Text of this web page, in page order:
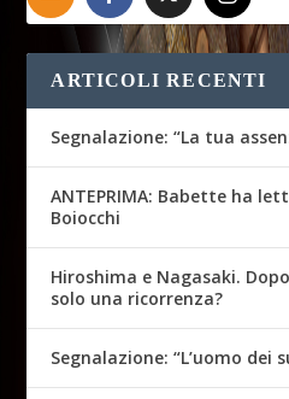
ARTICOLI RECENTI
Segnalazione: “La tua
ANTEPRIMA: Babette ha
Boiocchi
Hiroshima e Nagasaki.
solo una ricorrenza?
Segnalazione: “L’uomo dei